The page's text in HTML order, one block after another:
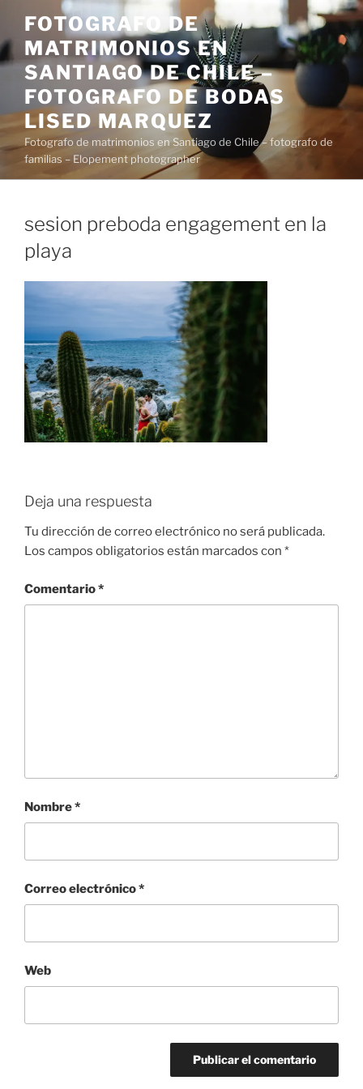
contenido
FOTOGRAFO DE
MATRIMONIOS EN
SANTIAGO DE CHILE –
FOTOGRAFO DE BODAS
LISED MARQUEZ
Fotografo de matrimonios en Santiago de Chile – fotografo de
familias – Elopement photographer
sesion preboda engagement en la
playa
Deja una respuesta
Tu dirección de correo electrónico no será publicada.
Los campos obligatorios están marcados con *
Comentario*
Nombre*
Correo electrónico*
Web